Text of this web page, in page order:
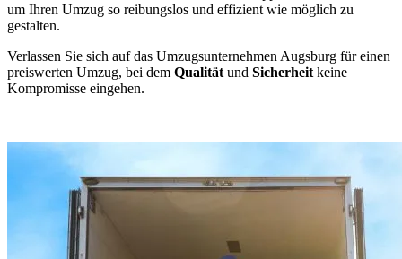
um Ihren Umzug so reibungslos und effizient wie möglich zu
gestalten.
Verlassen Sie sich auf das Umzugsunternehmen Augsburg für einen
preiswerten Umzug, bei dem Qualität und Sicherheit keine
Kompromisse eingehen.